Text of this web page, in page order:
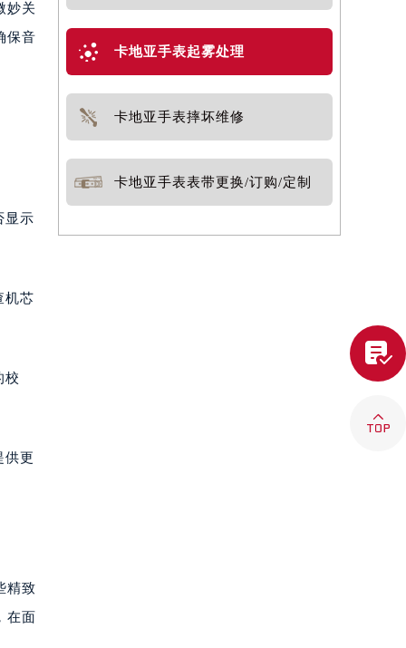
妙关
保音
显示
机芯
校
供更
精致
在面
卡地亚手表起雾处理
卡地亚手表摔坏维修
卡地亚手表表带更换/订购/定制

